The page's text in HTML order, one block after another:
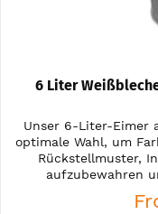
6 Liter
Unser 6-Liter-Eimer
optimale Wahl, um
Rückstellmuster,
aufzubewahren